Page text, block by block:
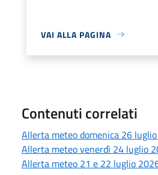
VAI ALLA PAGINA
Contenuti correlati
Allerta meteo domenica 26
Allerta meteo venerdì 24 luglio
Allerta meteo 21 e 22 luglio